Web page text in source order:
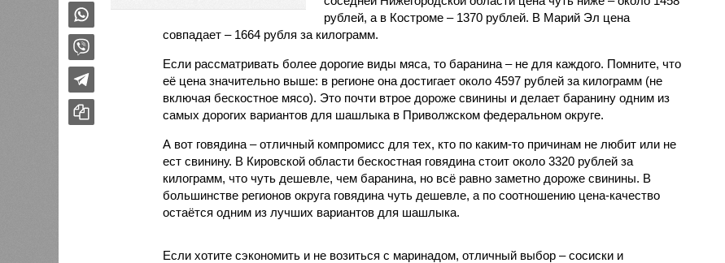
рублей, а в Костроме – 1370 рублей. В Марий Эл цена
совпадает – 1664 рубля за килограмм.
Если рассматривать более дорогие виды мяса, то баранина – не для каждого. Помните, что
её цена значительно выше: в регионе она достигает около 4597 рублей за килограмм (не
включая бескостное мясо). Это почти втрое дороже свинины и делает баранину одним из
самых дорогих вариантов для шашлыка в Приволжском федеральном округе.
А вот говядина – отличный компромисс для тех, кто по каким-то причинам не любит или не
ест свинину. В Кировской области бескостная говядина стоит около 3320 рублей за
килограмм, что чуть дешевле, чем баранина, но всё равно заметно дороже свинины. В
большинстве регионов округа говядина чуть дешевле, а по соотношению цена-качество
остаётся одним из лучших вариантов для шашлыка.
Если хотите сэкономить и не возиться с маринадом, отличный выбор – сосиски и